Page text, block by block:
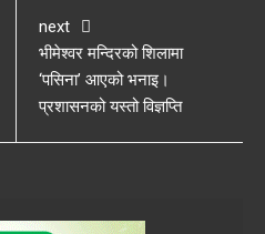
next
भीमेश्वर मन्दिरको शिलामा
‘पसिना’ आएको भनाइ।
प्रशासनको यस्तो विज्ञप्ति